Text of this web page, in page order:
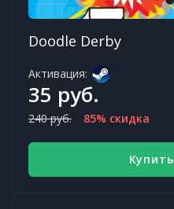
Doodle Derby
Активация:
35 руб.
240 руб. 85% скидка
Купить